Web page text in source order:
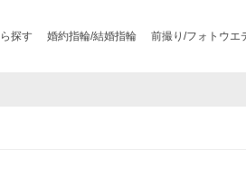
探す 婚約指輪/結婚指輪 前撮り/フォトウエ